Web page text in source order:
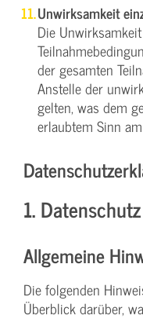
Unwirksamkeit
Die
der gesamten
Anstelle der
gelten, was dem
erlaubtem Sinn
1.
Allgemeine
Die folgenden
Überblick darüber,